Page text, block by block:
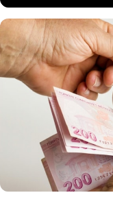
Geçmiş
tanınan
beklediği
beklenen
emekli
düzenleme